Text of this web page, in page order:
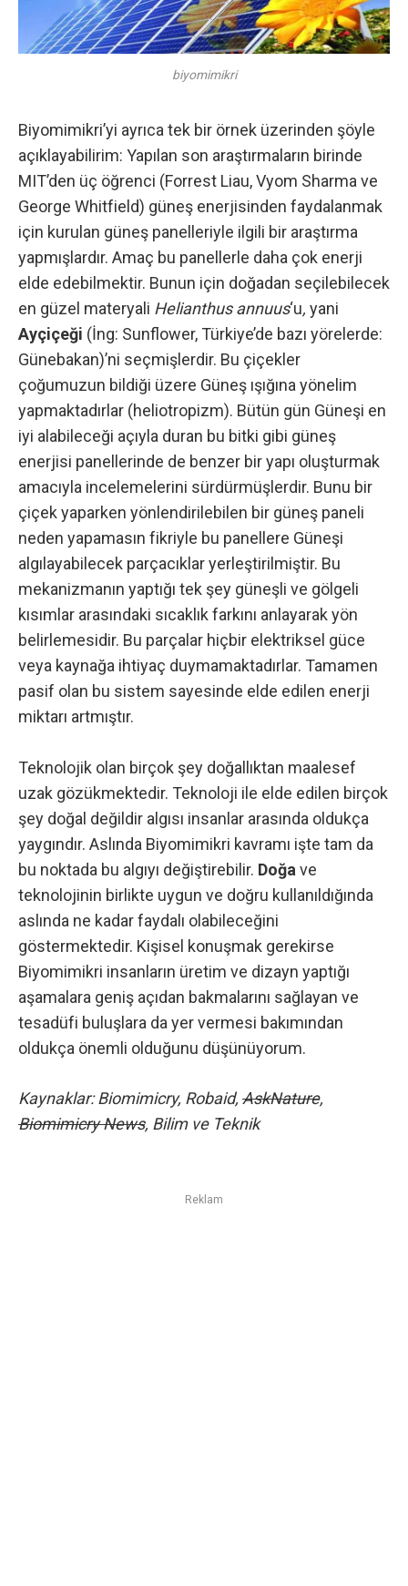
biyomimikri
Biyomimikri’yi ayrıca tek bir örnek üzerinden şöyle
açıklayabilirim: Yapılan son araştırmaların birinde
MIT’den üç öğrenci (Forrest Liau, Vyom Sharma ve
George Whitfield) güneş enerjisinden faydalanmak
için kurulan güneş panelleriyle ilgili bir araştırma
yapmışlardır. Amaç bu panellerle daha çok enerji
elde edebilmektir. Bunun için doğadan seçilebilecek
en güzel materyali Helianthus annuus‘u, yani
Ayçiçeği (İng: Sunflower, Türkiye’de bazı yörelerde:
Günebakan)’ni seçmişlerdir. Bu çiçekler
çoğumuzun bildiği üzere Güneş ışığına yönelim
yapmaktadırlar (heliotropizm). Bütün gün Güneşi en
iyi alabileceği açıyla duran bu bitki gibi güneş
enerjisi panellerinde de benzer bir yapı oluşturmak
amacıyla incelemelerini sürdürmüşlerdir. Bunu bir
çiçek yaparken yönlendirilebilen bir güneş paneli
neden yapamasın fikriyle bu panellere Güneşi
algılayabilecek parçacıklar yerleştirilmiştir. Bu
mekanizmanın yaptığı tek şey güneşli ve gölgeli
kısımlar arasındaki sıcaklık farkını anlayarak yön
belirlemesidir. Bu parçalar hiçbir elektriksel güce
veya kaynağa ihtiyaç duymamaktadırlar. Tamamen
pasif olan bu sistem sayesinde elde edilen enerji
miktarı artmıştır.
Teknolojik olan birçok şey doğallıktan maalesef
uzak gözükmektedir. Teknoloji ile elde edilen birçok
şey doğal değildir algısı insanlar arasında oldukça
yaygındır. Aslında Biyomimikri kavramı işte tam da
bu noktada bu algıyı değiştirebilir. Doğa ve
teknolojinin birlikte uygun ve doğru kullanıldığında
aslında ne kadar faydalı olabileceğini
göstermektedir. Kişisel konuşmak gerekirse
Biyomimikri insanların üretim ve dizayn yaptığı
aşamalara geniş açıdan bakmalarını sağlayan ve
tesadüfi buluşlara da yer vermesi bakımından
oldukça önemli olduğunu düşünüyorum.
Kaynaklar:Biomimicry, Robaid, AskNature,
Biomimicry News, Bilim ve Teknik
Reklam